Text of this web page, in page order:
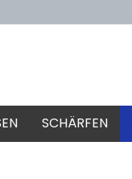
SCHÄRFEN